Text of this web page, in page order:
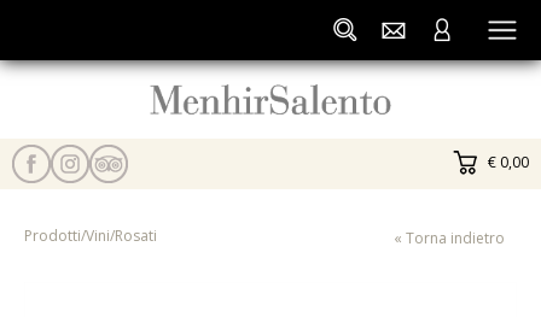
€ 0,00
Prodotti/Vini/Rosati « Torna indietro